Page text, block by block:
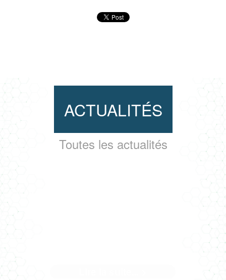
ACTUALITÉS
Toutes les actualités